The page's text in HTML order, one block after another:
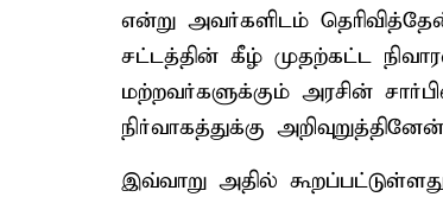
என்று அவர்களிடம்
சட்டத்தின் கீழ் முதற்கட்ட
மற்றவர்களுக்கும் அரசின்
நிர்வாகத்துக்கு
இவ்வாறு அதில்